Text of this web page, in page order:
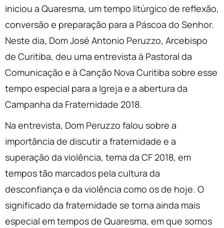
iniciou a Quaresma, um tempo litúrgico de reflexão,
conversão e preparação para a Páscoa do Senhor.
Neste dia, Dom José Antonio Peruzzo, Arcebispo
de Curitiba, deu uma entrevista à Pastoral da
Comunicação e à Canção Nova Curitiba sobre esse
tempo especial para a Igreja e a abertura da
Campanha da Fraternidade 2018.
Na entrevista, Dom Peruzzo falou sobre a
importância de discutir a fraternidade e a
superação da violência, tema da CF 2018, em
tempos tão marcados pela cultura da
desconfiança e da violência como os de hoje. O
significado da fraternidade se torna ainda mais
especial em tempos de Quaresma, em que somos